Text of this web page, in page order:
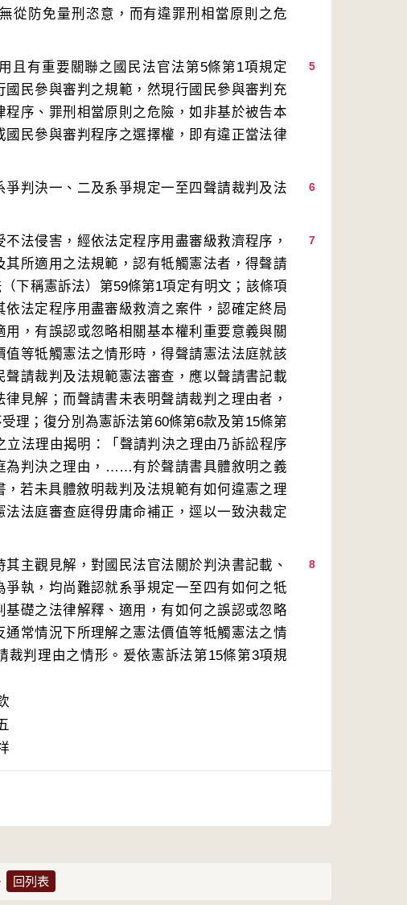
從防免量刑恣意，而有違罪刑相當原則之危
5
且有重要關聯之國民法官法第5條第1項規定
國民參與審判之規範，然現行國民參與審判充
序、罪刑相當原則之危險，如非基於被告本
民參與審判程序之選擇權，即有違正當法律
6
判決一、二及系爭規定一至四聲請裁判及法
7
法侵害，經依法定程序用盡審級救濟程序，
所適用之法規範，認有牴觸憲法者，得聲請
下稱憲訴法）第59條第1項定有明文；該條項
法定程序用盡審級救濟之案件，認確定終局
，有誤認或忽略相關基本權利重要意義與關
等牴觸憲法之情形時，得聲請憲法法庭就該
請裁判及法規範憲法審查，應以聲請書記載
見解；而聲請書未表明聲請裁判之理由者，
理；復分別為憲訴法第60條第6款及第15條第
法理由揭明：「聲請判決之理由乃訴訟程序
為判決之理由，……有於聲請書具體敘明之義
若未具體敘明裁判及法規範有如何違憲之理
法庭審查庭得毋庸命補正，逕以一致決裁定
8
主觀見解，對國民法官法關於判決書記載、
執，均尚難認就系爭規定一至四有如何之牴
礎之法律解釋、適用，有如何之誤認或忽略
常情況下所理解之憲法價值等牴觸憲法之情
判理由之情形。爰依憲訴法第15條第3項規
回列表